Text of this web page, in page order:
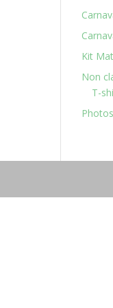
Kit
Non
T-